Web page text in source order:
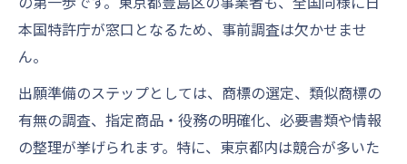
電子出願と郵送の使い分けポイント
商標登録で手間を省くコツと注意事項
商標登録手続きの効率的な進行方法
ブランド保護に役立つ実践的な商標登録の流れ
商標登録の流れを順番に整理して解説
本国特許庁が窓口となるため、事前調査は欠かせませ
ん。
出願準備のステップとしては、商標の選定、類似商標の
有無の調査、指定商品・役務の明確化、必要書類や情報
の整理が挙げられます。特に、東京都内は競合が多いた